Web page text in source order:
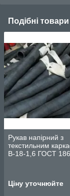
Подібні
Рукав напірний з
текстильним
В-18-1,6 ГОСТ
Ціну уточнюйте